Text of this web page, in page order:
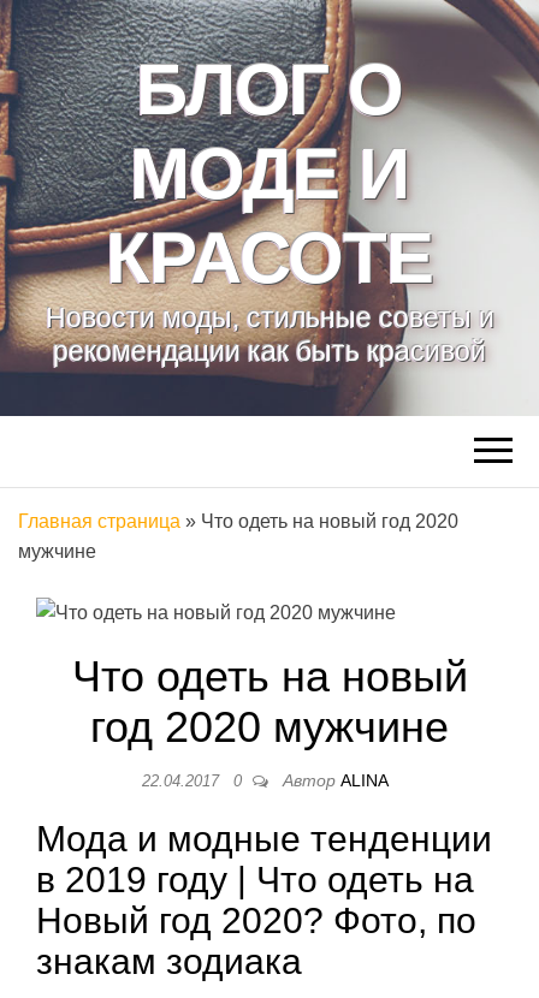
БЛОГ О
МОДЕ И
КРАСОТЕ
Новости моды, стильные советы и
рекомендации как быть красивой
Главная страница » Что одеть на новый год 2020
мужчине
Что одеть на новый
год 2020 мужчине
22.04.2017 0 Автор ALINA
Мода и модные тенденции
в 2019 году | Что одеть на
Новый год 2020? Фото, по
знакам зодиака